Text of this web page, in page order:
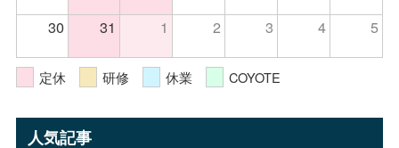
30
31 1 2 3 4 5
定休 研修 休業 COYOTE
人気記事